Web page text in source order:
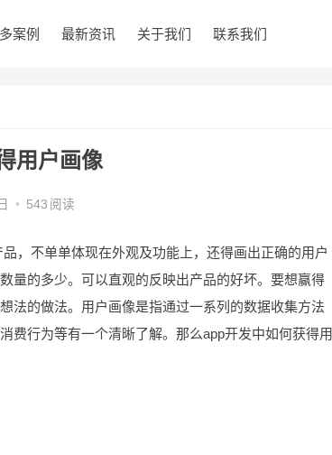
案例 最新资讯 关于我们 联系我们
用户画像
• 543 阅读
，不单单体现在外观及功能上，还得画出正确的用户
量的多少。可以直观的反映出产品的好坏。要想赢得
法的做法。用户画像是指通过一系列的数据收集方法
费行为等有一个清晰了解。那么app开发中如何获得用